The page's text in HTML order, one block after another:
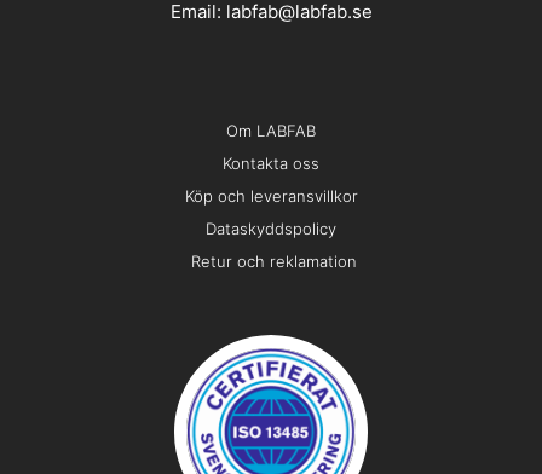
Email: labfab@labfab.se
Om LABFAB
Kontakta oss
Köp och leveransvillkor
Dataskyddspolicy
Retur och reklamation